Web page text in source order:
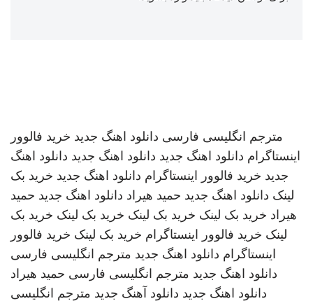
مترجم انگلیسی فارسی دانلود اهنگ جدید خرید فالوور
اینستاگرام دانلود اهنگ جدید دانلود اهنگ جدید دانلود اهنگ
جدید خرید فالوور اینستاگرام دانلود اهنگ جدید خرید بک
لینک دانلود اهنگ جدید حمید هیراد دانلود اهنگ جدید حمید
هیراد خرید بک لینک خرید بک لینک خرید بک لینک خرید بک
لینک خرید فالوور اینستاگرام خرید بک لینک خرید فالوور
اینستاگرام دانلود اهنگ جدید مترجم انگلیسی فارسی
دانلود اهنگ جدید مترجم انگلیسی فارسی حمید هیراد
دانلود اهنگ جدید دانلود آهنگ جدید مترجم انگلیسی